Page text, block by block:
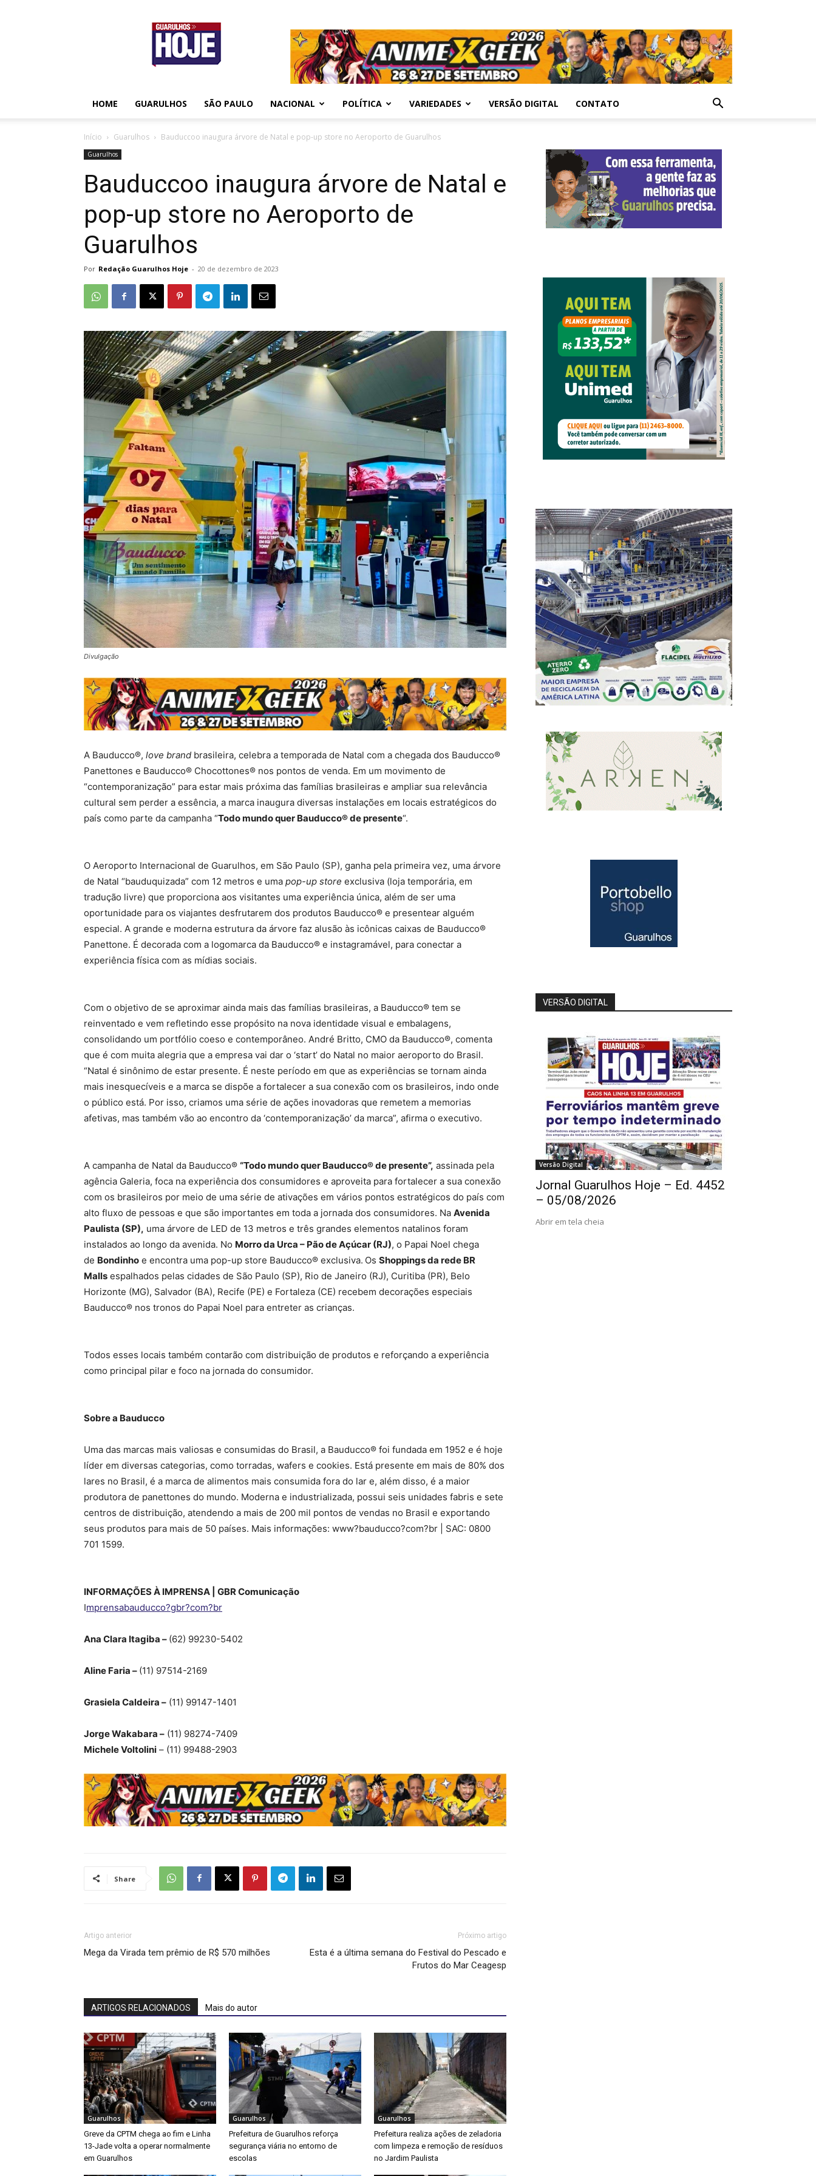
Guarulhos
Hoje
HOME GUARULHOS SÃO PAULO NACIONAL POLÍTICA VARIEDADES VERSÃO DIGITAL CONTATO
Início Guarulhos Bauduccoo inaugura árvore de Natal e pop-up store no Aeroporto de Guarulhos
Guarulhos
Bauduccoo inaugura árvore de Natal e
pop-up store no Aeroporto de
Guarulhos
Por Redação Guarulhos Hoje - 20 de dezembro de 2023
Divulgação
A Bauducco®, love brand brasileira, celebra a temporada de Natal com a chegada dos Bauducco®
Panettones e Bauducco® Chocottones® nos pontos de venda. Em um movimento de
“contemporanização” para estar mais próxima das famílias brasileiras e ampliar sua relevância
cultural sem perder a essência, a marca inaugura diversas instalações em locais estratégicos do
país como parte da campanha “Todo mundo quer Bauducco® de presente“.
O Aeroporto Internacional de Guarulhos, em São Paulo (SP), ganha pela primeira vez, uma árvore
de Natal “bauduquizada” com 12 metros e uma pop-up store exclusiva (loja temporária, em
tradução livre) que proporciona aos visitantes uma experiência única, além de ser uma
oportunidade para os viajantes desfrutarem dos produtos Bauducco® e presentear alguém
especial. A grande e moderna estrutura da árvore faz alusão às icônicas caixas de Bauducco®
Panettone. É decorada com a logomarca da Bauducco® e instagramável, para conectar a
experiência física com as mídias sociais.
Com o objetivo de se aproximar ainda mais das famílias brasileiras, a Bauducco® tem se
reinventado e vem refletindo esse propósito na nova identidade visual e embalagens,
consolidando um portfólio coeso e contemporâneo. André Britto, CMO da Bauducco®, comenta
que é com muita alegria que a empresa vai dar o ‘start’ do Natal no maior aeroporto do Brasil.
“Natal é sinônimo de estar presente. É neste período em que as experiências se tornam ainda
mais inesquecíveis e a marca se dispõe a fortalecer a sua conexão com os brasileiros, indo onde
o público está. Por isso, criamos uma série de ações inovadoras que remetem a memorias
afetivas, mas também vão ao encontro da ‘contemporanização’ da marca”, afirma o executivo.
A campanha de Natal da Bauducco® “Todo mundo quer Bauducco® de presente”, assinada pela
agência Galeria, foca na experiência dos consumidores e aproveita para fortalecer a sua conexão
com os brasileiros por meio de uma série de ativações em vários pontos estratégicos do país com
alto fluxo de pessoas e que são importantes em toda a jornada dos consumidores. Na Avenida
Paulista (SP), uma árvore de LED de 13 metros e três grandes elementos natalinos foram
instalados ao longo da avenida. No Morro da Urca – Pão de Açúcar (RJ), o Papai Noel chega
de Bondinho e encontra uma pop-up store Bauducco® exclusiva. Os Shoppings da rede BR
Malls espalhados pelas cidades de São Paulo (SP), Rio de Janeiro (RJ), Curitiba (PR), Belo
Horizonte (MG), Salvador (BA), Recife (PE) e Fortaleza (CE) recebem decorações especiais
Bauducco® nos tronos do Papai Noel para entreter as crianças.
Todos esses locais também contarão com distribuição de produtos e reforçando a experiência
como principal pilar e foco na jornada do consumidor.
Sobre a Bauducco
Uma das marcas mais valiosas e consumidas do Brasil, a Bauducco® foi fundada em 1952 e é hoje
líder em diversas categorias, como torradas, wafers e cookies. Está presente em mais de 80% dos
lares no Brasil, é a marca de alimentos mais consumida fora do lar e, além disso, é a maior
produtora de panettones do mundo. Moderna e industrializada, possui seis unidades fabris e sete
centros de distribuição, atendendo a mais de 200 mil pontos de vendas no Brasil e exportando
seus produtos para mais de 50 países. Mais informações: www?bauducco?com?br | SAC: 0800
701 1599.
INFORMAÇÕES À IMPRENSA | GBR Comunicação
Imprensabauducco?gbr?com?br
Ana Clara Itagiba – (62) 99230-5402
Aline Faria – (11) 97514-2169
Grasiela Caldeira – (11) 99147-1401
Jorge Wakabara – (11) 98274-7409
Michele Voltolini – (11) 99488-2903
Share
Artigo anterior
Mega da Virada tem prêmio de R$ 570 milhões
Próximo artigo
Esta é a última semana do Festival do Pescado e
Frutos do Mar Ceagesp
ARTIGOS RELACIONADOS Mais do autor
Guarulhos
Greve da CPTM chega ao fim e Linha
13-Jade volta a operar normalmente
em Guarulhos
Guarulhos
Prefeitura de Guarulhos reforça
segurança viária no entorno de
escolas
Guarulhos
Prefeitura realiza ações de zeladoria
com limpeza e remoção de resíduos
no Jardim Paulista
VERSÃO DIGITAL
Versão Digital
Jornal Guarulhos Hoje – Ed. 4452
– 05/08/2026
Abrir em tela cheia